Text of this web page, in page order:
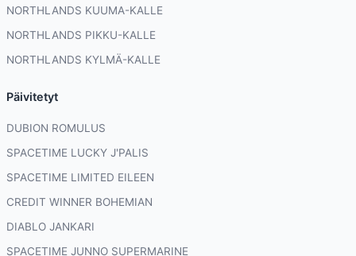
NORTHLANDS KUUMA-KALLE
NORTHLANDS PIKKU-KALLE
NORTHLANDS KYLMÄ-KALLE
Päivitetyt
DUBION ROMULUS
SPACETIME LUCKY J'PALIS
SPACETIME LIMITED EILEEN
CREDIT WINNER BOHEMIAN
DIABLO JANKARI
SPACETIME JUNNO SUPERMARINE